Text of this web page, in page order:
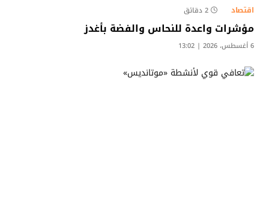
اقتصاد 2 دقائق
مؤشرات واعدة للنحاس والفضة بأغدز
6 أغسطس، 2026 | 13:02